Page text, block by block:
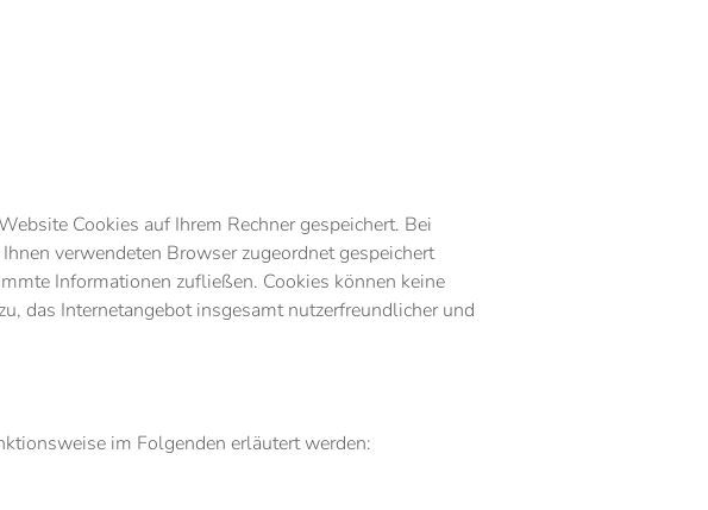
Cookies auf Ihrem Rechner gespeichert. Bei
verwendeten Browser zugeordnet gespeichert
Informationen zufließen. Cookies können keine
das Internetangebot insgesamt nutzerfreundlicher und
im Folgenden erläutert werden: